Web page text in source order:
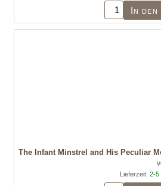
In
The Infant Minstrel and His Peculiar
Lieferzeit: 2-5